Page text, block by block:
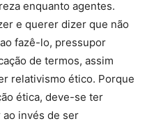
enquanto agentes.
e querer dizer que não
fazê-lo, pressupor
de termos, assim
relativismo ético. Porque
ética, deve-se ter
ao invés de ser